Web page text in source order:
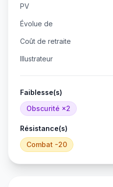
PV
Évolue de
Coût de retraite
Illustrateur
Faiblesse(s)
Obscurité ×2
Résistance(s)
Combat -20